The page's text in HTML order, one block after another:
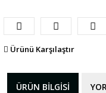
Ürünü Karşılaştır
ÜRÜN BILGISI